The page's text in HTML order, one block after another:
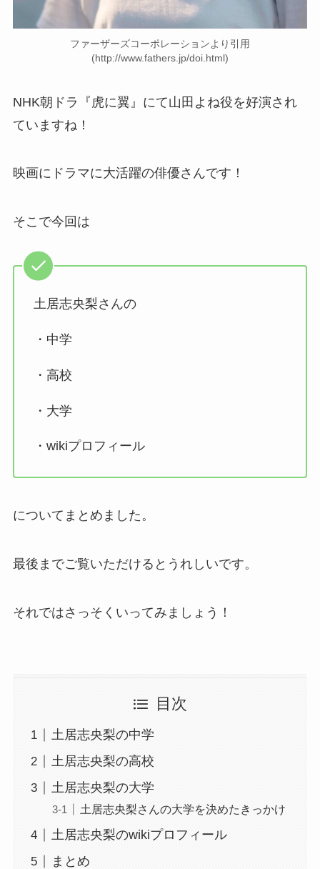
ファーザーズコーポレーションより引用
(http://www.fathers.jp/doi.html)
NHK朝ドラ『虎に翼』にて山田よね役を好演され
ていますね！
映画にドラマに大活躍の俳優さんです！
そこで今回は
土居志央梨さんの
・中学
・高校
・大学
・wikiプロフィール
についてまとめました。
最後までご覧いただけるとうれしいです。
それではさっそくいってみましょう！
目次
土居志央梨の中学
土居志央梨の高校
土居志央梨の大学
土居志央梨さんの大学を決めたきっかけ
土居志央梨のwikiプロフィール
まとめ